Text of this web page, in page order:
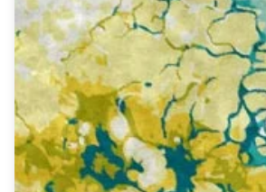
Balise d'extérieur
Lampadaire d'extérieur
Lampe d'extérieur
Plafonnier d'extérieur
Spot & projecteur d'extérieur
Suspension d'extérieur
Tapis
Tapis contemporain
Tapis en peau
Enfants